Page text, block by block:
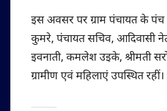
इस अवसर पर ग्राम पंचायत के पंच
कुमरे, पंचायत सचिव, आदिवासी
इवनाती, कमलेश उइके, श्रीमती
ग्रामीण एवं महिलाएं उपस्थित रहीं।